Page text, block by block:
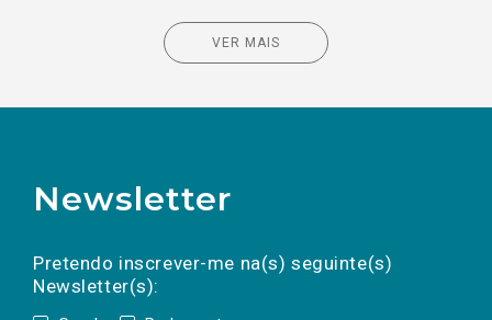
VER MAIS
Newsletter
Pretendo inscrever-me na(s) seguinte(s)
Newsletter(s):
a(s) newsletter(s).
mail